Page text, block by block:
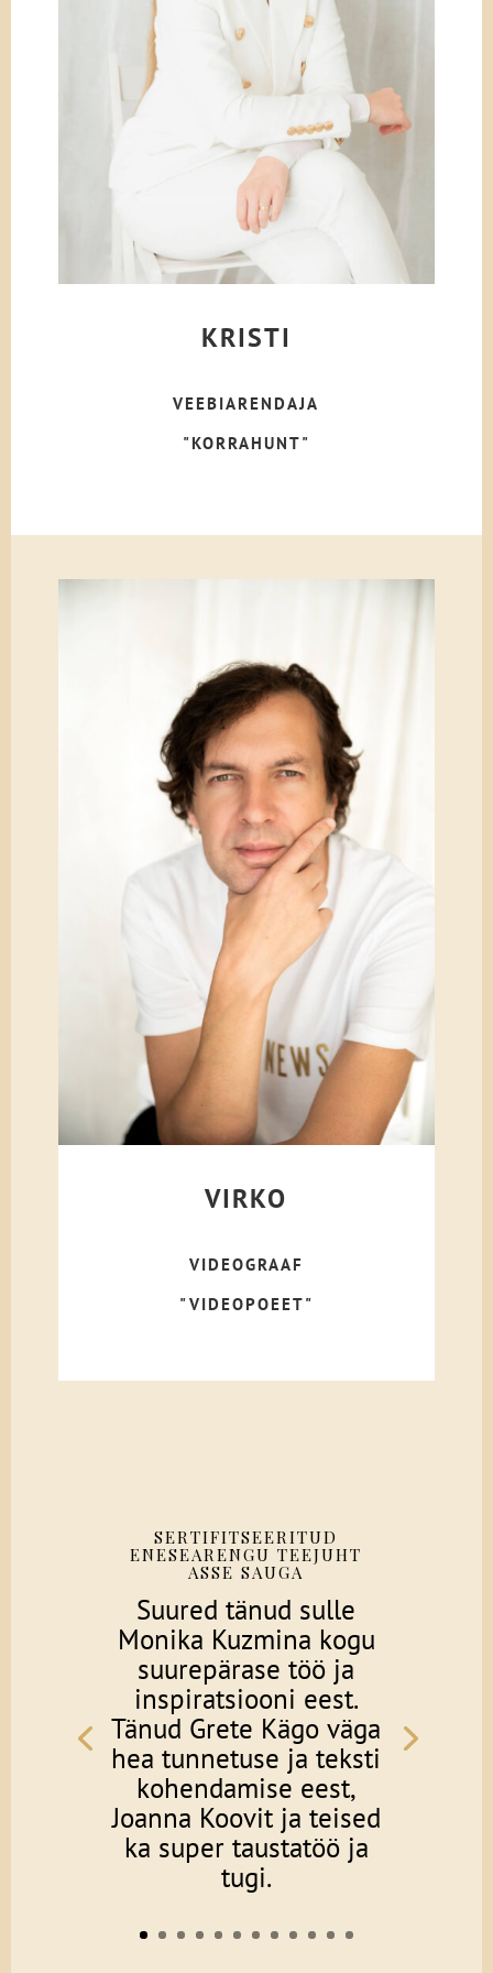
KRISTI
VEEBIARENDAJA
"KORRAHUNT"
VIRKO
VIDEOGRAAF
"VIDEOPOEET"
SERTIFITSEERITUD
ENESEARENGU TEEJUHT
ASSE SAUGA
Suured tänud sulle
Monika Kuzmina kogu
suurepärase töö ja
inspiratsiooni eest.
Tänud Grete Kägo väga
hea tunnetuse ja teksti
kohendamise eest,
Joanna Koovit ja teised
ka super taustatöö ja
tugi.